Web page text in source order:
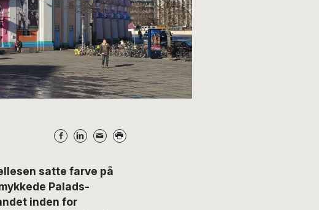
satte farve på
Palads-
inden for